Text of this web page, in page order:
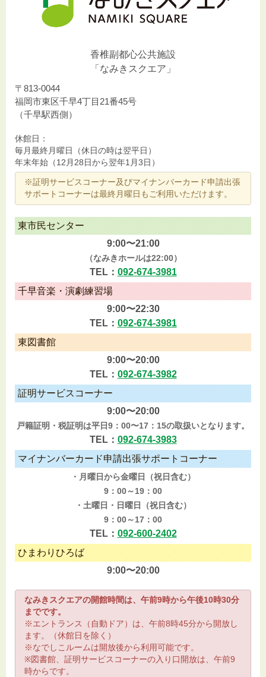
香椎副都心公共施設
「なみきスクエア」
〒813-0044
福岡市東区千早4丁目21番45号
（千早駅西側）
休館日：
毎月最終月曜日（休日の時は翌平日）
年末年始（12月28日から翌年1月3日）
※証明サービスコーナー及びマイナンバーカード申請出張
サポートコーナーは最終月曜日もご利用いただけます。
東市民センター
9:00〜21:00
（なみきホールは22:00）
TEL： 092-674-3981
千早音楽・演劇練習場
9:00〜22:30
TEL： 092-674-3981
東図書館
9:00〜20:00
TEL： 092-674-3982
証明サービスコーナー
9:00〜20:00
戸籍証明・税証明は平日9：00〜17：15の取扱いとなります。
TEL： 092-674-3983
マイナンバーカード申請出張サポートコーナー
・月曜日から金曜日（祝日含む）
9：00～19：00
・土曜日・日曜日（祝日含む）
9：00～17：00
TEL： 092-600-2402
ひまわりひろば
9:00〜20:00
なみきスクエアの開館時間は、午前9時から午後10時30分
までです。
※エントランス（自動ドア）は、午前8時45分から開放し
ます。（休館日を除く）
※なでしこルームは開放後から利用可能です。
※図書館、証明サービスコーナーの入り口開放は、午前9
時からです。